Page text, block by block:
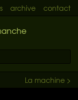
archive contact
La machine >